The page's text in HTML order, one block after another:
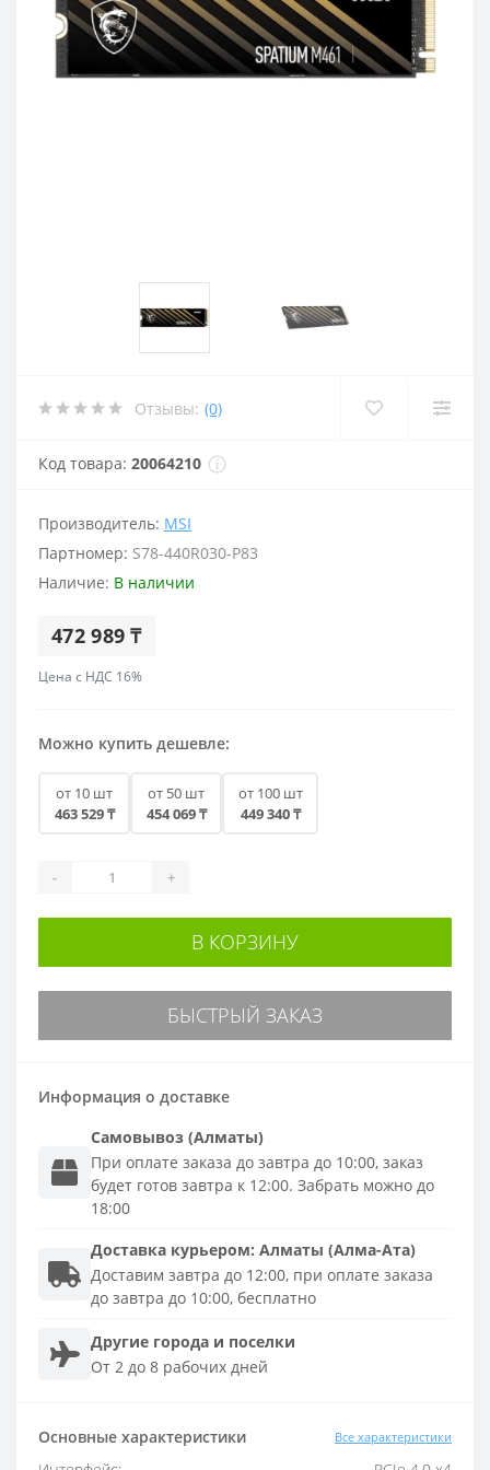
Отзывы: (0)
Код товара: 20064210
Производитель: MSI
Партномер: S78-440R030-P83
Наличие: В наличии
472 989 ₸
Цена с НДС 16%
Можно купить дешевле:
от 10 шт
463 529 ₸
от 50 шт
454 069 ₸
от 100 шт
449 340 ₸
- +
В КОРЗИНУ
БЫСТРЫЙ ЗАКАЗ
Информация о доставке
Самовывоз (Алматы)
При оплате заказа до завтра до 10:00, заказ
будет готов завтра к 12:00. Забрать можно до
18:00
Доставка курьером: Алматы (Алма-Ата)
Доставим завтра до 12:00, при оплате заказа
до завтра до 10:00, бесплатно
Другие города и поселки
От 2 до 8 рабочих дней
Основные характеристики Все характеристики